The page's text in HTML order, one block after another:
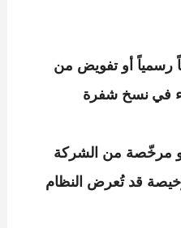
رسمياً أو تفويض من
في نسخ شفرة
مرخّصة من الشركة
قد تُعرض النظام